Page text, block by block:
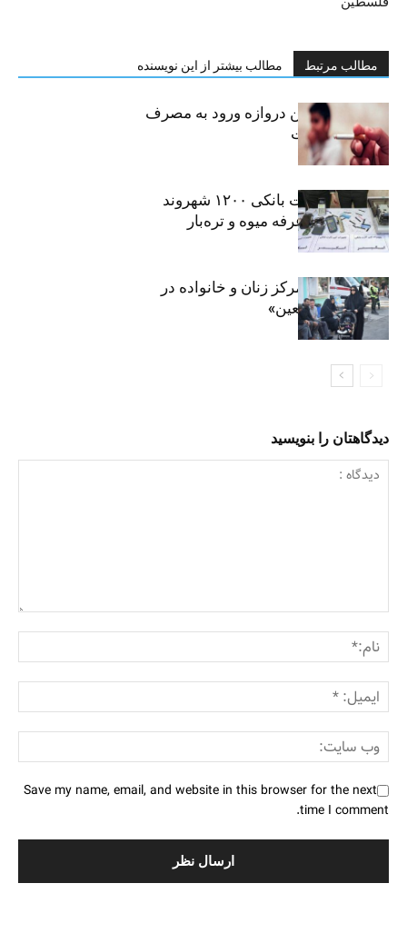
مطالب مرتبط مطالب بیشتر از این نویسنده
سیگار، مهمترین دروازه ورود به مصرف
موادمخدر است
افشای اطلاعات بانکی ۱۲۰۰ شهروند
تهرانی در یک غرفه میوه و تره‌بار
روایت حضور مرکز زنان و خانواده در
«جاماندگان اربعین»
دیدگاهتان را بنویسید
Save my name, email, and website in this browser for the next
time I comment.